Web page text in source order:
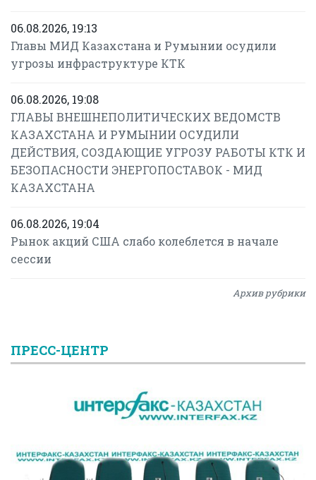
06.08.2026, 19:13
Главы МИД Казахстана и Румынии осудили
угрозы инфраструктуре КТК
06.08.2026, 19:08
ГЛАВЫ ВНЕШНЕПОЛИТИЧЕСКИХ ВЕДОМСТВ
КАЗАХСТАНА И РУМЫНИИ ОСУДИЛИ
ДЕЙСТВИЯ, СОЗДАЮЩИЕ УГРОЗУ РАБОТЫ КТК И
БЕЗОПАСНОСТИ ЭНЕРГОПОСТАВОК - МИД
КАЗАХСТАНА
06.08.2026, 19:04
Рынок акций США слабо колеблется в начале
сессии
Архив рубрики
ПРЕСС-ЦЕНТР